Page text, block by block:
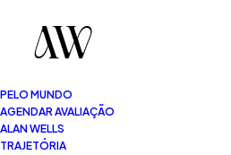
PELO MUNDO
AGENDAR AVALIAÇÃO
ALAN WELLS
TRAJETÓRIA